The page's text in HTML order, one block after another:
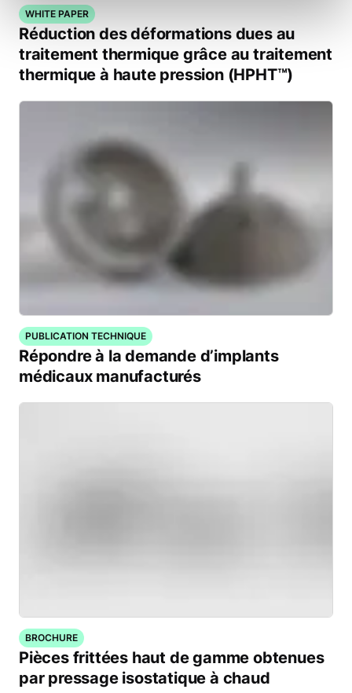
WHITE PAPER
Réduction des déformations dues au
traitement thermique grâce au traitement
thermique à haute pression (HPHT™)
PUBLICATION TECHNIQUE
Répondre à la demande d’implants
médicaux manufacturés
BROCHURE
Pièces frittées haut de gamme obtenues
par pressage isostatique à chaud